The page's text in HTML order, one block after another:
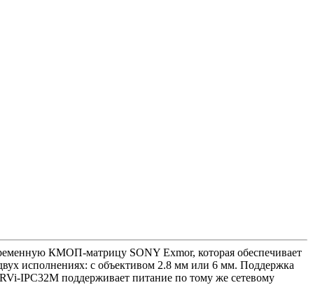
КМОП-матрицу SONY Exmor, которая обеспечивает
исполнениях: с объективом 2.8 мм или 6 мм. Поддержка
IPC32M поддерживает питание по тому же сетевому